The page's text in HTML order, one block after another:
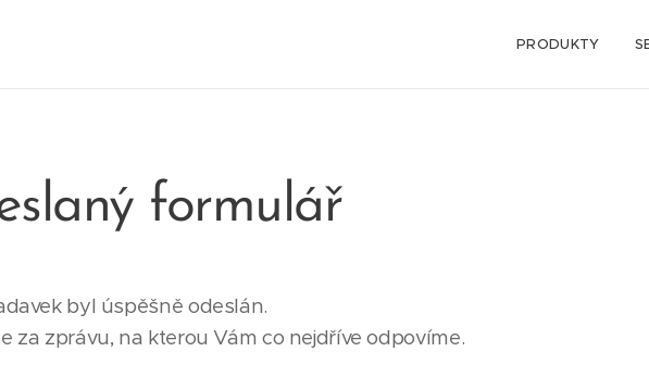
PRODUKTY
formulář
byl úspěšně odeslán.
za zprávu, na kterou Vám co nejdříve odpovíme.